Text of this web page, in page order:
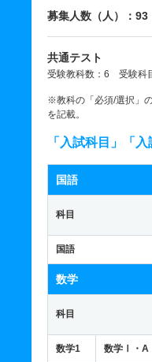
募集人数（人）：93
共通テスト
受験教科数：6 受験科
※教科の「必須/選択」
を記載。
「入試科目」「
国語
科目
国語
数学
科目
数学1 数学Ⅰ・A